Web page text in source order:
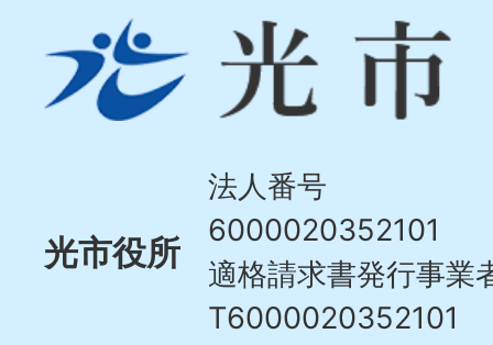
市
Hikari
光市役所
法人番号
6000020352101
適格請求書発行事業
T6000020352101